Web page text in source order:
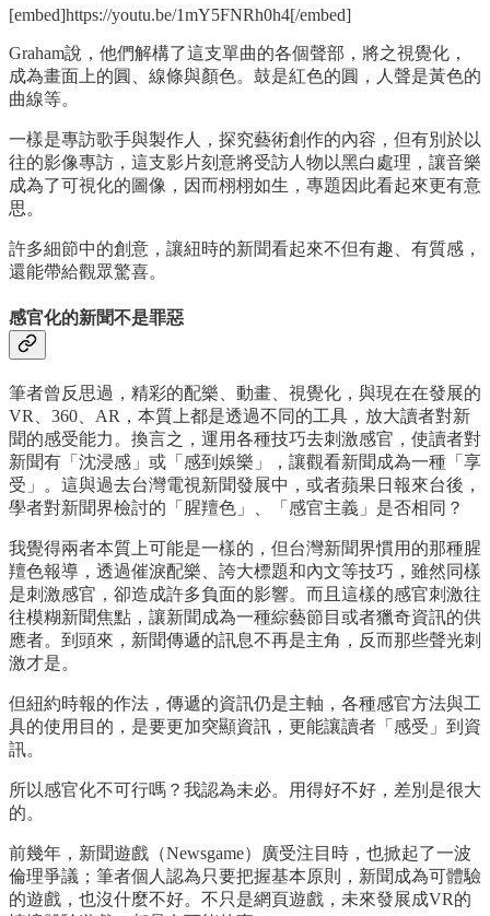
[embed]https://youtu.be/1mY5FNRh0h4[/embed]
Graham說，他們解構了這支單曲的各個聲部，將之視覺化，
成為畫面上的圓、線條與顏色。鼓是紅色的圓，人聲是黃色的
曲線等。
一樣是專訪歌手與製作人，探究藝術創作的內容，但有別於以
往的影像專訪，這支影片刻意將受訪人物以黑白處理，讓音樂
成為了可視化的圖像，因而栩栩如生，專題因此看起來更有意
思。
許多細節中的創意，讓紐時的新聞看起來不但有趣、有質感，
還能帶給觀眾驚喜。
感官化的新聞不是罪惡
筆者曾反思過，精彩的配樂、動畫、視覺化，與現在在發展的
VR、360、AR，本質上都是透過不同的工具，放大讀者對新
聞的感受能力。換言之，運用各種技巧去刺激感官，使讀者對
新聞有「沈浸感」或「感到娛樂」，讓觀看新聞成為一種「享
受」。這與過去台灣電視新聞發展中，或者蘋果日報來台後，
學者對新聞界檢討的「腥羶色」、「感官主義」是否相同？
我覺得兩者本質上可能是一樣的，但台灣新聞界慣用的那種腥
羶色報導，透過催淚配樂、誇大標題和內文等技巧，雖然同樣
是刺激感官，卻造成許多負面的影響。而且這樣的感官刺激往
往模糊新聞焦點，讓新聞成為一種綜藝節目或者獵奇資訊的供
應者。到頭來，新聞傳遞的訊息不再是主角，反而那些聲光刺
激才是。
但紐約時報的作法，傳遞的資訊仍是主軸，各種感官方法與工
具的使用目的，是要更加突顯資訊，更能讓讀者「感受」到資
訊。
所以感官化不可行嗎？我認為未必。用得好不好，差別是很大
的。
前幾年，新聞遊戲（Newsgame）廣受注目時，也掀起了一波
倫理爭議；筆者個人認為只要把握基本原則，新聞成為可體驗
的遊戲，也沒什麼不好。不只是網頁遊戲，未來發展成VR的